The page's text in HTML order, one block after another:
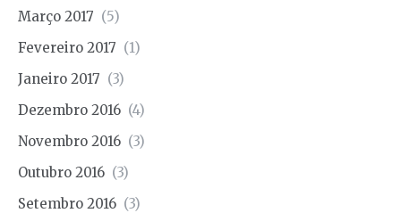
Março 2017 (5)
Fevereiro 2017 (1)
Janeiro 2017 (3)
Dezembro 2016 (4)
Novembro 2016 (3)
Outubro 2016 (3)
Setembro 2016 (3)